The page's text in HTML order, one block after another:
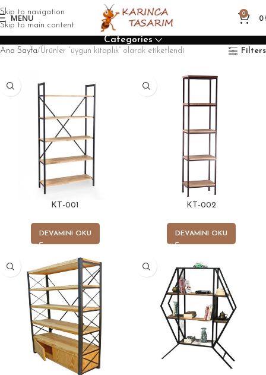
Skip to navigation
Skip to main content
MENU 0 0
Categories
Ana Sayfa Ürünler “uygun kitaplık” olarak etiketlendi Filters
KT-001
DEVAMINI OKU
KT-002
DEVAMINI OKU